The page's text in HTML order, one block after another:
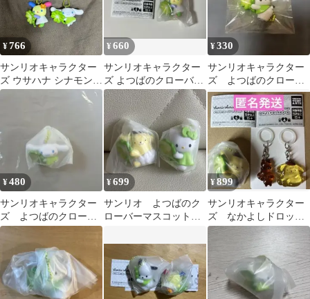
¥766
サンリオキャラクター
ズ ウサハナ シナモン
よつばのクローバーマ
¥660
サンリオキャラクター
ズ よつばのクローバー
マスコット ウサハナ
¥330
サンリオキャラクター
ズ よつばのクローバ
ーマスコット ポチャ
ッコ
¥480
サンリオキャラクター
ズ よつばのクローバ
ーマスコット
¥699
サンリオ よつばのク
ローバーマスコット
ムプリン
¥899
サンリオキャラクター
ズ なかよしドロップ
チャーム よつばのク
ローバーマスコット